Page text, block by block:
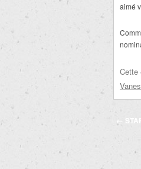
aimé
Cette
articles
←